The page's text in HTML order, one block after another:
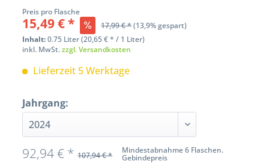
Preis pro Flasche
15,49 € * 17,99 € *(13,9% gespart)
Inhalt:0.75 Liter (20,65 € * / 1 Liter)
inkl. MwSt.zzgl. Versandkosten
Lieferzeit 5 Werktage
Jahrgang:
Mindestabnahme 6 Flaschen.
Gebindepreis
92,94 € * 107,94 € *